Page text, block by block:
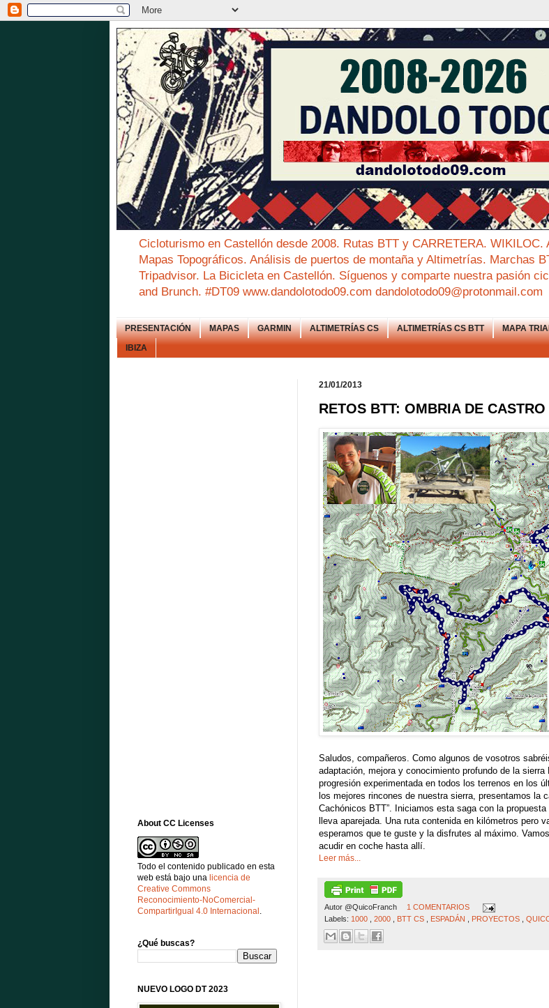
Cicloturismo en Castellón desde 2008. Rutas BTT y CARRETERA.
Mapas Topográficos. Análisis de puertos de montaña y Altimetrías. Marchas
Tripadvisor. La Bicicleta en Castellón. Síguenos y comparte nuestra pasión
and Brunch. #DT09 www.dandolotodo09.com dandolotodo09@protonmail.com
PRESENTACIÓN MAPAS GARMIN ALTIMETRÍAS CS ALTIMETRÍAS CS BTT MAPA
IBIZA
21/01/2013
RETOS BTT: OMBRIA DE CASTRO
Saludos, compañeros. Como algunos de vosotros
adaptación, mejora y conocimiento profundo de la
progresión experimentada en todos los terrenos en los
los mejores rincones de nuestra sierra, presentamos la
Cachónicos BTT”. Iniciamos esta saga con la
lleva aparejada. Una ruta contenida en kilómetros
esperamos que te guste y la disfrutes al máximo.
acudir en coche hasta allí.
Leer más...
Autor @QuicoFranch
1 COMENTARIOS
Labels: 1000 2000 BTT CS ESPADÁN PROYECTOS
About CC Licenses
Todo el contenido publicado en esta
web está bajo una licencia de
Creative Commons
Reconocimiento-NoComercial-
CompartirIgual 4.0 Internacional .
¿Qué buscas?
NUEVO LOGO DT 2023